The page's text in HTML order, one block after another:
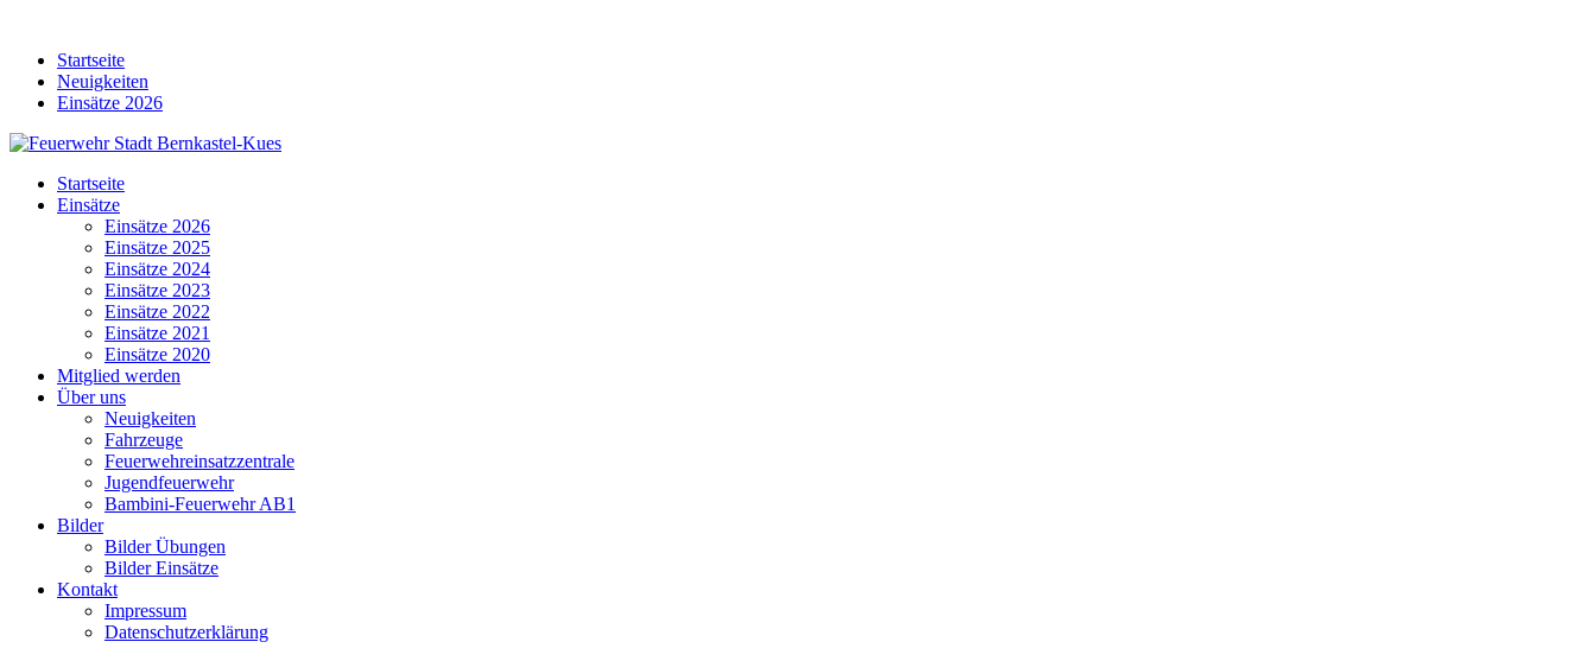
contentStartseite
Neuigkeiten
Einsätze 2026
Startseite
Einsätze
Einsätze 2026
Einsätze 2025
Einsätze 2024
Einsätze 2023
Einsätze 2022
Einsätze 2021
Einsätze 2020
Mitglied werden
Über uns
Neuigkeiten
Fahrzeuge
Feuerwehreinsatzzentrale
Jugendfeuerwehr
Bambini-Feuerwehr AB1
Bilder
Bilder Übungen
Bilder Einsätze
Kontakt
Impressum
Datenschutzerklärung